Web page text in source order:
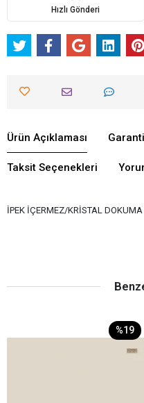
Hızlı Gönderi
Ürün Açıklaması
Taksit Seçenekleri
İPEK İÇERMEZ/KRİSTAL DOKUMA
%19